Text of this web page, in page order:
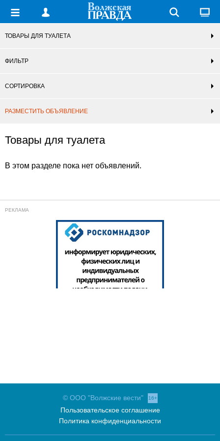
ТОВАРЫ ДЛЯ ТУАЛЕТА
ФИЛЬТР
СОРТИРОВКА
РАЗМЕСТИТЬ ОБЪЯВЛЕНИЕ
Товары для туалета
В этом разделе пока нет объявлений.
© ООО "Волжские вести" 16+
Пользовательское соглашение
Политика конфиденциальности